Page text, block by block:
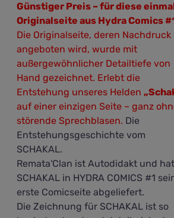
8,00 €5,00 €.
Günstiger Preis – für diese
Originalseite aus Hydra Comics
Die Originalseite, deren Nachdruck
angeboten wird, wurde mit
außergewöhnlicher Detailtiefe von
Hand gezeichnet. Erlebt die
Entstehung unseres Helden
auf einer einzigen Seite – ganz
störende Sprechblasen. Die
Entstehungsgeschichte vom
SCHAKAL.
Remata'Clan ist Autodidakt und
SCHAKAL in HYDRA COMICS #1
erste Comicseite abgeliefert.
Die Zeichnung für SCHAKAL ist so